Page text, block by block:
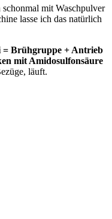
mit Waschpulver
lasse ich das natürlich
= Brühgruppe + Antrieb
mit Amidosulfonsäure
läuft.